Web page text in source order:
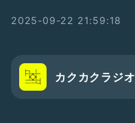
2025-09-22 21:59:18
カクカクラジオ